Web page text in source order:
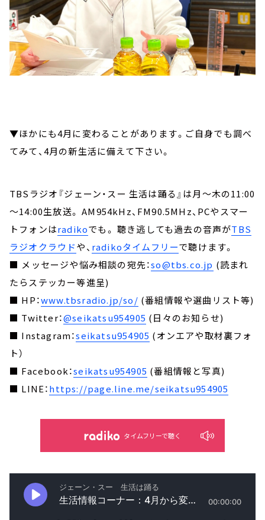
▼ほかにも4月に変わることがあります。ご自身でも調べ
てみて、4月の新生活に備えて下さい。
TBSラジオ『ジェーン・スー 生活は踊る』は月～木の11:00
～14:00生放送。 AM954kHz、FM90.5MHz、PCやスマー
トフォンはradikoでも。 聴き逃しても過去の音声がTBS
ラジオクラウドや、 radikoタイムフリーで聴けます。
■ メッセージや悩み相談の宛先：so@tbs.co.jp (読まれ
たらステッカー等進呈)
■ HP：www.tbsradio.jp/so/ (番組情報や選曲リスト等)
■ Twitter：@seikatsu954905 (日々のお知らせ)
■ Instagram：seikatsu954905 (オンエアや取材裏フォ
ト）
■ Facebook：seikatsu954905 (番組情報と写真)
■ LINE：https://page.line.me/seikatsu954905
タイムフリーで聴く